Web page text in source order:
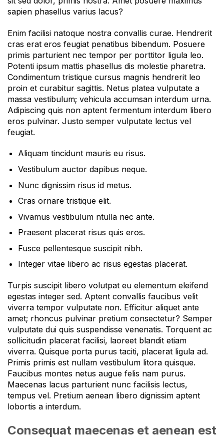
sapien phasellus varius lacus?
Enim facilisi natoque nostra convallis curae. Hendrerit
cras erat eros feugiat penatibus bibendum. Posuere
primis parturient nec tempor per porttitor ligula leo.
Potenti ipsum mattis phasellus dis molestie pharetra.
Condimentum tristique cursus magnis hendrerit leo
proin et curabitur sagittis. Netus platea vulputate a
massa vestibulum; vehicula accumsan interdum urna.
Adipiscing quis non aptent fermentum interdum libero
eros pulvinar. Justo semper vulputate lectus vel
feugiat.
Aliquam tincidunt mauris eu risus.
Vestibulum auctor dapibus neque.
Nunc dignissim risus id metus.
Cras ornare tristique elit.
Vivamus vestibulum ntulla nec ante.
Praesent placerat risus quis eros.
Fusce pellentesque suscipit nibh.
Integer vitae libero ac risus egestas placerat.
Turpis suscipit libero volutpat eu elementum eleifend
egestas integer sed. Aptent convallis faucibus velit
viverra tempor vulputate non. Efficitur aliquet ante
amet; rhoncus pulvinar pretium consectetur? Semper
vulputate dui quis suspendisse venenatis. Torquent ac
sollicitudin placerat facilisi, laoreet blandit etiam
viverra. Quisque porta purus taciti, placerat ligula ad.
Primis primis est nullam vestibulum litora quisque.
Faucibus montes netus augue felis nam purus.
Maecenas lacus parturient nunc facilisis lectus,
tempus vel. Pretium aenean libero dignissim aptent
lobortis a interdum.
Consequat maecenas et aenean est